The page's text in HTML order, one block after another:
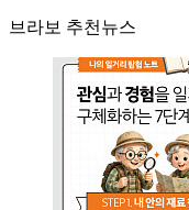
브라보 추천뉴스